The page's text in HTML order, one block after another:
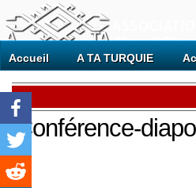
Accueil A TA TURQUIE
Conférence-